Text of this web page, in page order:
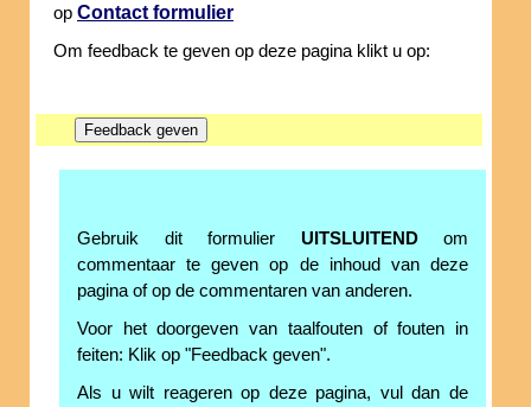
op Contact formulier
Om feedback te geven op deze pagina klikt u op:
Gebruik dit formulier UITSLUITENDom
commentaar te geven op de inhoud van deze
pagina of op de commentaren van anderen.
Voor het doorgeven van taalfouten of fouten in
feiten: Klik op "Feedback geven".
Als u wilt reageren op deze pagina, vul dan de